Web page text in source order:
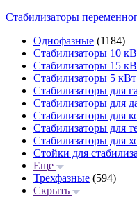
Стабилизаторы
Однофазные (1184)
Стабилизаторы 10
Стабилизаторы 15
Стабилизаторы 5 кВт
Стабилизаторы для
Стабилизаторы для
Стабилизаторы для
Стабилизаторы для
Стабилизаторы для
Стойки для
Еще
Трехфазные (594)
Скрыть